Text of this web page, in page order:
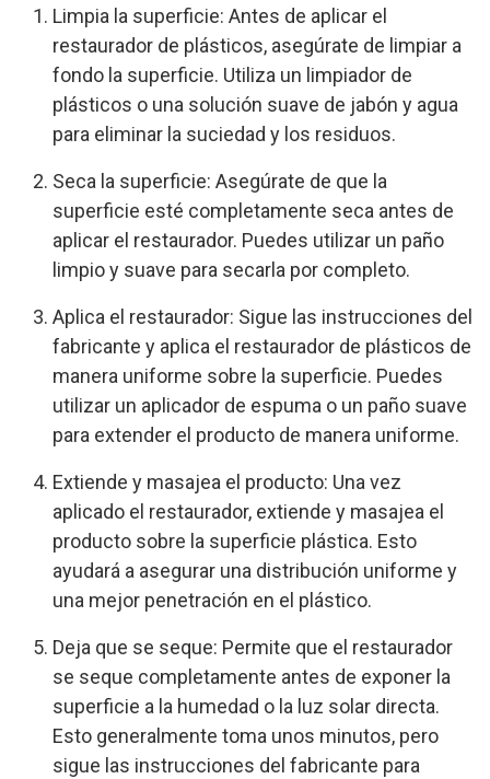
Limpia la superficie: Antes de aplicar el
restaurador de plásticos, asegúrate de limpiar a
fondo la superficie. Utiliza un limpiador de
plásticos o una solución suave de jabón y agua
para eliminar la suciedad y los residuos.
Seca la superficie: Asegúrate de que la
superficie esté completamente seca antes de
aplicar el restaurador. Puedes utilizar un paño
limpio y suave para secarla por completo.
Aplica el restaurador: Sigue las instrucciones del
fabricante y aplica el restaurador de plásticos de
manera uniforme sobre la superficie. Puedes
utilizar un aplicador de espuma o un paño suave
para extender el producto de manera uniforme.
Extiende y masajea el producto: Una vez
aplicado el restaurador, extiende y masajea el
producto sobre la superficie plástica. Esto
ayudará a asegurar una distribución uniforme y
una mejor penetración en el plástico.
Deja que se seque: Permite que el restaurador
se seque completamente antes de exponer la
superficie a la humedad o la luz solar directa.
Esto generalmente toma unos minutos, pero
sigue las instrucciones del fabricante para